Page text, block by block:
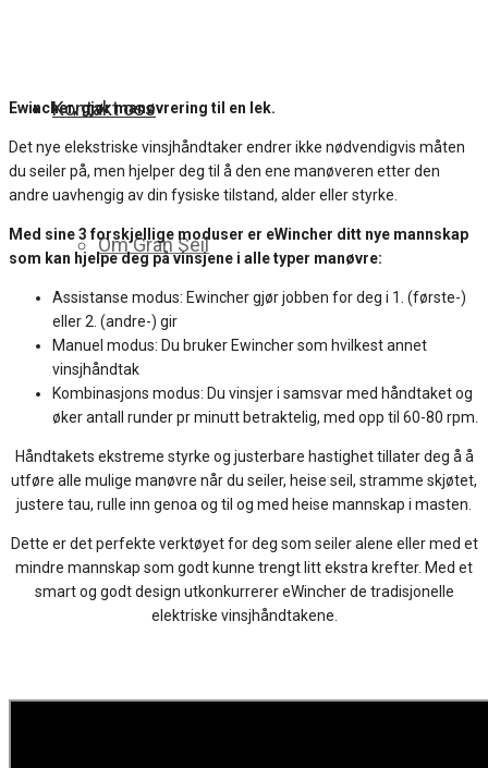
Kontakt oss
Om Gran Seil
Ewincher, gjør manøvrering til en lek.
Det nye elekstriske vinsjhåndtaker endrer ikke nødvendigvis måten
du seiler på, men hjelper deg til å den ene manøveren etter den
andre uavhengig av din fysiske tilstand, alder eller styrke.
Med sine 3 forskjellige moduser er eWincher ditt nye mannskap
som kan hjelpe deg på vinsjene i alle typer manøvre:
Assistanse modus: Ewincher gjør jobben for deg i 1. (første-)
eller 2. (andre-) gir
Manuel modus: Du bruker Ewincher som hvilkest annet
vinsjhåndtak
Kombinasjons modus: Du vinsjer i samsvar med håndtaket og
øker antall runder pr minutt betraktelig, med opp til 60-80 rpm.
Håndtakets ekstreme styrke og justerbare hastighet tillater deg å å
utføre alle mulige manøvre når du seiler, heise seil, stramme skjøtet,
justere tau, rulle inn genoa og til og med heise mannskap i masten.
Dette er det perfekte verktøyet for deg som seiler alene eller med et
mindre mannskap som godt kunne trengt litt ekstra krefter. Med et
smart og godt design utkonkurrerer eWincher de tradisjonelle
elektriske vinsjhåndtakene.